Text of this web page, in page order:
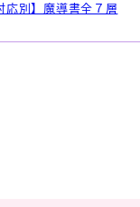
応別】魔導書全７層